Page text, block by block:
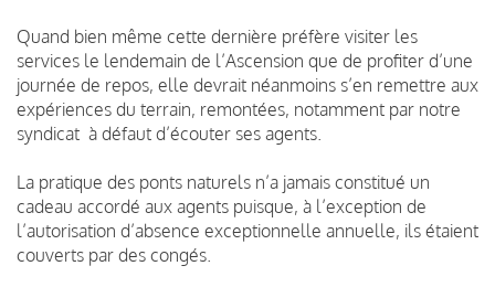
Quand bien même cette dernière préfère visiter les
services le lendemain de l’Ascension que de profiter d’une
journée de repos, elle devrait néanmoins s’en remettre aux
expériences du terrain, remontées, notamment par notre
syndicat à défaut d’écouter ses agents.
La pratique des ponts naturels n’a jamais constitué un
cadeau accordé aux agents puisque, à l’exception de
l’autorisation d’absence exceptionnelle annuelle, ils étaient
couverts par des congés.